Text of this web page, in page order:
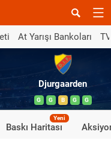
At Yarışı Bankoları
Djurgaarden
G G B G G
Baskı Haritası
Yeni